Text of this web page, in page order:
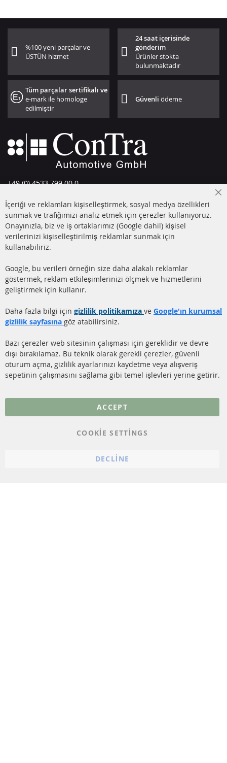
%100 yeni parçalar ve
ÜSTÜN hizmet
24 saat içerisinde
gönderim
Ürünler stokta
bulunmaktadır
Tüm parçalar sertifikalı ve
e-mark ile homologe
edilmiştir
Güvenliödeme
+49 (0) 4533 799 00 0
info@contra-automotive.de
facebook
instagram
HIZLI LİNKLER
(DPF)
DİZEL PARTİKÜL FİLTRESİ
KATALİZÖR (KAT)
SSS
MÜŞTERİ
Hakkımızda
Gönderim ücreti
Daha fazla link
Veri koruma
Genel Çalışma Koşulları
İçeriği ve reklamları kişiselleştirmek, sosyal medya özellikleri
sunmak ve trafiğimizi analiz etmek için çerezler kullanıyoruz.
Onayınızla, biz ve iş ortaklarımız (Google dahil) kişisel
verilerinizi kişiselleştirilmiş reklamlar sunmak için
kullanabiliriz.
Google, bu verileri örneğin size daha alakalı reklamlar
göstermek, reklam etkileşimlerinizi ölçmek ve hizmetlerini
geliştirmek için kullanır.
Daha fazla bilgi için gizlilik politikamıza ve Google'ın kurumsal
gizlilik sayfasına göz atabilirsiniz.
Bazı çerezler web sitesinin çalışması için gereklidir ve devre
dışı bırakılamaz. Bu teknik olarak gerekli çerezler, güvenli
oturum açma, gizlilik ayarlarınızı kaydetme veya alışveriş
sepetinin çalışmasını sağlama gibi temel işlevleri yerine getirir.
ACCEPT
COOKIE SETTINGS
DECLINE